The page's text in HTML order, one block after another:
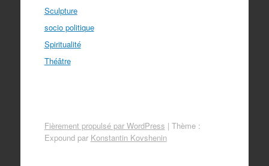
Sculpture
socio politique
Spiritualité
Théâtre
Fièrement propulsé par WordPress | Thème :
Expound par Konstantin Kovshenin